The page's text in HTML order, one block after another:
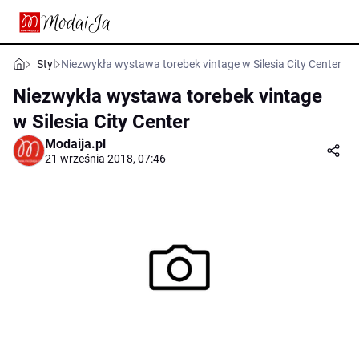
Styl Niezwykła wystawa torebek vintage w Silesia City Center
Niezwykła wystawa torebek vintage
w Silesia City Center
Modaija.pl
21 września 2018, 07:46